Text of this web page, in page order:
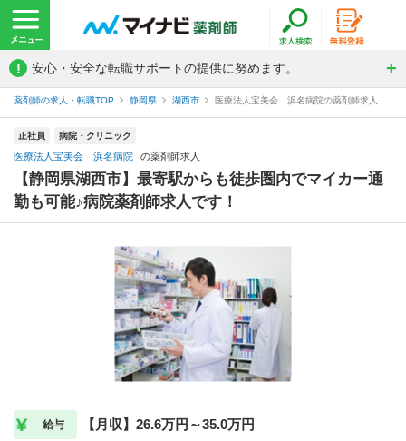
! 安心・安全な転職サポートの提供に努めます。
薬剤師の求人・転職TOP 静岡県 湖西市 医療法人宝美会 浜名病院の薬剤師求人
正社員 病院・クリニック
医療法人宝美会 浜名病院 の薬剤師求人
【静岡県湖西市】最寄駅からも徒歩圏内でマイカー通
勤も可能♪病院薬剤師求人です！
給与 【月収】26.6万円～35.0万円